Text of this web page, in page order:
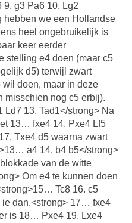
9. g3 Pa6 10. Lg2
hebben we een Hollandse
heel ongebruikelijk is
keer eerder
stelling e4 doen (maar c5
d5) terwijl zwart
doen, maar in deze
misschien nog c5 erbij).
Ld7 13. Tad1</strong> Na
13… fxe4 14. Pxe4 Lf5
Txe4 d5 waarna zwart
a4 14. b4 b5</strong>
van de witte
Om e4 te kunnen doen
Tc8 16. c5
ie dan.<strong> 17… fxe4
is 18… Pxe4 19. Lxe4